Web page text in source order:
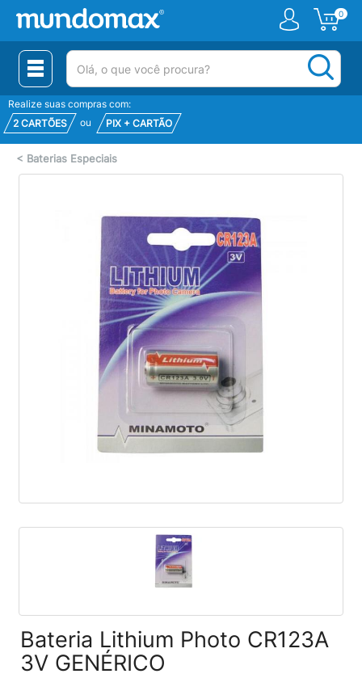
0
(pesquisar)
Realize suas compras com:
2 CARTÕES
ou PIX + CARTÃO
< Baterias Especiais
Bateria Lithium Photo CR123A
3V GENÉRICO